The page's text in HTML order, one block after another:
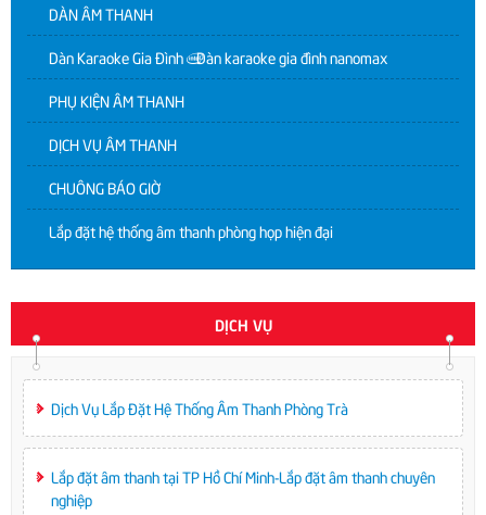
DÀN ÂM THANH
Dàn Karaoke Gia Đình | Dàn karaoke gia đình nanomax
PHỤ KIỆN ÂM THANH
DỊCH VỤ ÂM THANH
CHUÔNG BÁO GIỜ
Lắp đặt hệ thống âm thanh phòng họp hiện đại
DỊCH VỤ
Dịch Vụ Lắp Đặt Hệ Thống Âm Thanh Phòng Trà
Lắp đặt âm thanh tại TP Hồ Chí Minh-Lắp đặt âm thanh chuyên
nghiệp